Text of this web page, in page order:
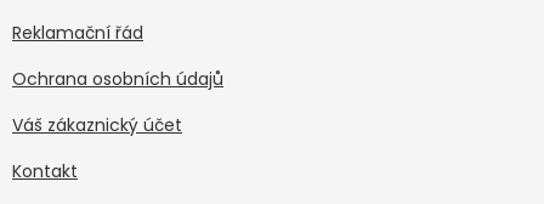
Reklamační řád
Ochrana osobních údajů
Váš zákaznický účet
Kontakt